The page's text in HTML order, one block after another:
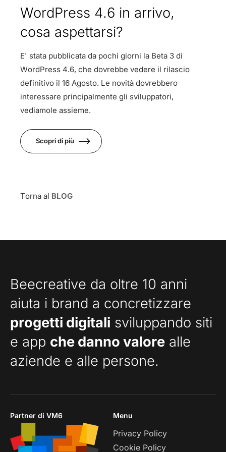
WordPress 4.6 in arrivo,
cosa aspettarsi?
E' stata pubblicata da pochi giorni la Beta 3 di
WordPress 4.6, che dovrebbe vedere il rilascio
definitivo il 16 Agosto. Le novità dovrebbero
interessare principalmente gli sviluppatori,
vediamole assieme.
Scopri di più
Torna al BLOG
Beecreative da oltre 10 anni
aiuta i brand a concretizzare
progetti digitali sviluppando siti
e app che danno valore alle
aziende e alle persone.
Partner di VM6 Menu
Privacy Policy
Cookie Policy